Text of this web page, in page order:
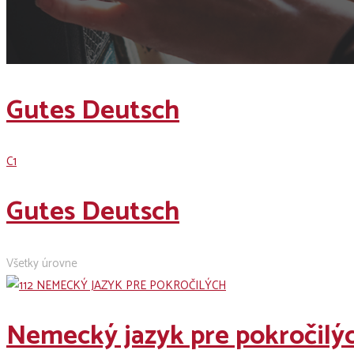
Gutes Deutsch
C1
Gutes Deutsch
Všetky úrovne
Nemecký jazyk pre